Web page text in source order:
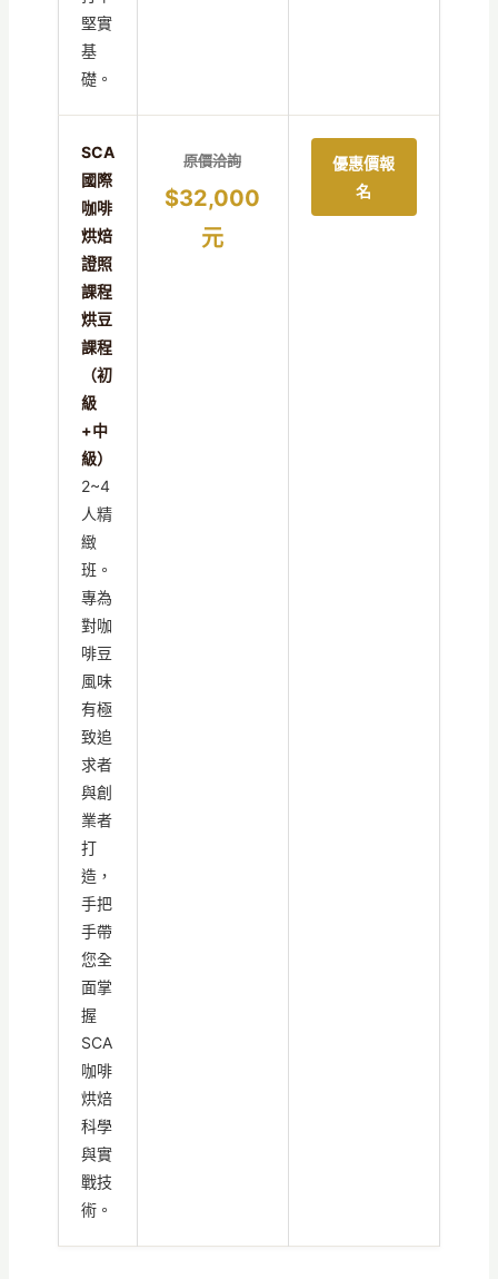
堅實
基
礎。
SCA
國際
咖啡
烘焙
證照
課程
烘豆
課程
（初
級
+中
級）
2~4
人精
緻
班。
專為
對咖
啡豆
風味
有極
致追
求者
與創
業者
打
造，
手把
手帶
您全
面掌
握
SCA
咖啡
烘焙
科學
與實
戰技
術。
原價洽詢
$32,000
元
優惠價報
名